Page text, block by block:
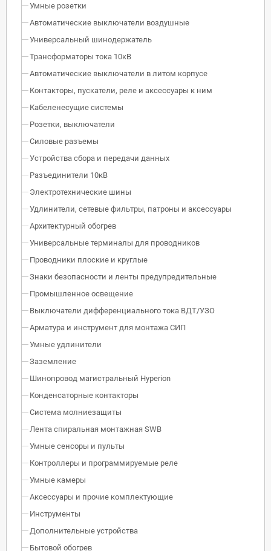
Умные розетки
Автоматические выключатели воздушные
Универсальный шинодержатель
Трансформаторы тока 10кВ
Автоматические выключатели в литом корпусе
Контакторы, пускатели, реле и аксессуары к ним
Кабеленесущие системы
Розетки, выключатели
Силовые разъемы
Устройства сбора и передачи данных
Разъединители 10кВ
Электротехнические шины
Удлинители, сетевые фильтры, патроны и аксессуары
Архитектурный обогрев
Универсальные терминалы для проводников
Проводники плоские и круглые
Знаки безопасности и ленты предупредительные
Промышленное освещение
Выключатели дифференциального тока ВДТ/УЗО
Арматура и инструмент для монтажа СИП
Умные удлинители
Заземление
Шинопровод магистральный Hyperion
Конденсаторные контакторы
Система молниезащиты
Лента спиральная монтажная SWB
Умные сенсоры и пульты
Контроллеры и программируемые реле
Умные камеры
Аксессуары и прочие комплектующие
Инструменты
Дополнительные устройства
Бытовой обогрев